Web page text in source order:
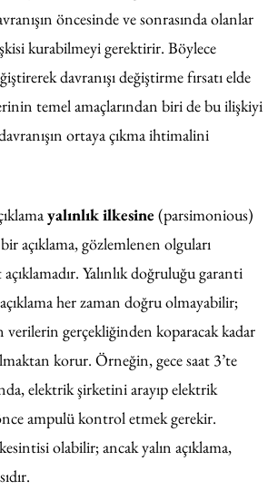
öncesinde ve sonrasında olanlar
kurabilmeyi gerektirir. Böylece
davranışı değiştirme fırsatı elde
temel amaçlarından biri de bu ilişkiyi
ortaya çıkma ihtimalini
yalınlık ilkesine (parsimonious)
açıklama, gözlemlenen olguları
Yalınlık doğruluğu garanti
her zaman doğru olmayabilir;
verilerin gerçekliğinden koparacak kadar
korur. Örneğin, gece saat 3’te
elektrik şirketini arayıp elektrik
ampulü kontrol etmek gerekir.
olabilir; ancak yalın açıklama,